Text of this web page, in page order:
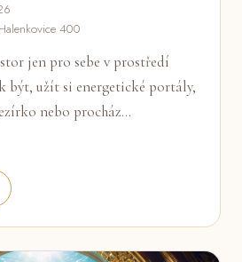
400
jen pro sebe v prostředí
být, užít si energetické portály,
nebo procház…